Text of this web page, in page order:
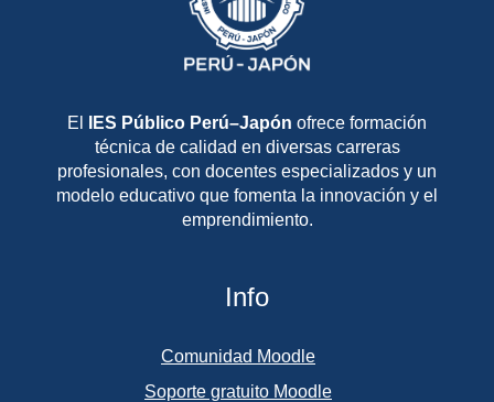
El IES Público Perú–Japón ofrece formación
técnica de calidad en diversas carreras
profesionales, con docentes especializados y un
modelo educativo que fomenta la innovación y el
emprendimiento.
Info
Comunidad Moodle
Soporte gratuito Moodle